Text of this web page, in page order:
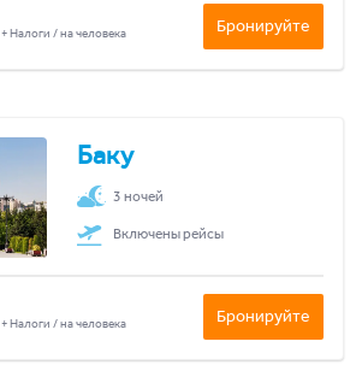
Налоги / на человека Бронируйте
Баку
3 ночей
Включены рейсы
Налоги / на человека Бронируйте